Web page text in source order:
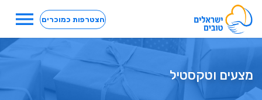
הצטרפות כמוכרים menu
מצעים וטקסטיל